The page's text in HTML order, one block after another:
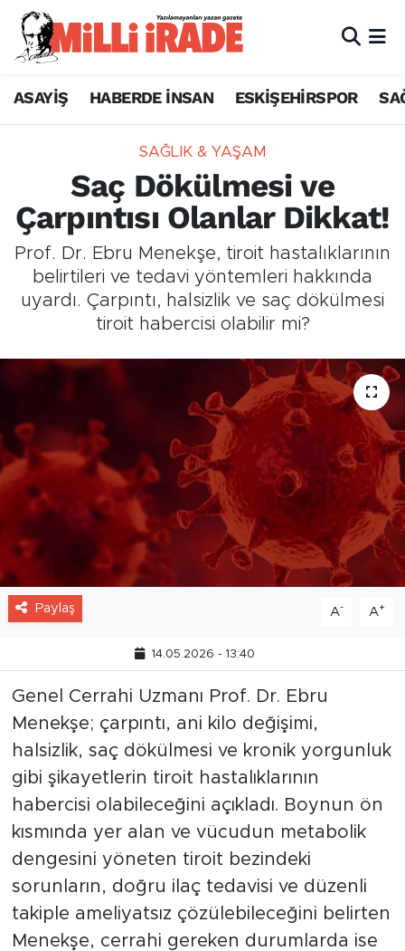
ASAYİŞ HABERDE İNSAN ESKİŞEHİRSPOR
SAĞLIK & YAŞAM
Saç Dökülmesi ve
Çarpıntısı Olanlar Dikkat!
Prof. Dr. Ebru Menekşe, tiroit hastalıklarının
belirtileri ve tedavi yöntemleri hakkında
uyardı. Çarpıntı, halsizlik ve saç dökülmesi
tiroit habercisi olabilir mi?
Paylaş A- A+
14.05.2026 - 13:40
Genel Cerrahi Uzmanı Prof. Dr. Ebru
Menekşe; çarpıntı, ani kilo değişimi,
halsizlik, saç dökülmesi ve kronik yorgunluk
gibi şikayetlerin tiroit hastalıklarının
habercisi olabileceğini açıkladı. Boynun ön
kısmında yer alan ve vücudun metabolik
dengesini yöneten tiroit bezindeki
sorunların, doğru ilaç tedavisi ve düzenli
takiple ameliyatsız çözülebileceğini belirten
Menekşe, cerrahi gereken durumlarda ise